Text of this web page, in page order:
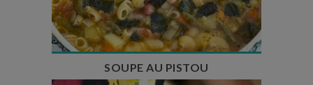
Nombre de couverts : 8
SOUPE AU PISTOU